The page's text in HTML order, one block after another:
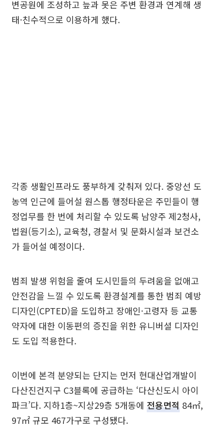
변공원에 조성하고 늪과 못은 주변 환경과 연계해 생
태·친수적으로 이용하게 했다.
각종 생활인프라도 풍부하게 갖춰져 있다. 중앙선 도
농역 인근에 들어설 원스톱 행정타운은 주민들이 행
정업무를 한 번에 처리할 수 있도록 남양주 제2청사,
법원(등기소), 교육청, 경찰서 및 문화시설과 보건소
가 들어설 예정이다.
범죄 발생 위험을 줄여 도시민들의 두려움을 없애고
안전감을 느낄 수 있도록 환경설계를 통한 범죄 예방
디자인(CPTED)을 도입하고 장애인·고령자 등 교통
약자에 대한 이동편의 증진을 위한 유니버셜 디자인
도 도입 적용한다.
이번에 본격 분양되는 단지는 먼저 현대산업개발이
다산진건지구 C3블록에 공급하는 ‘다산신도시 아이
파크’다. 지하1층~지상29층 5개동에 전용면적 84㎡,
97㎡ 규모 467가구로 구성됐다.